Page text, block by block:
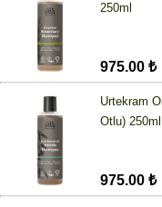
250ml
975.00 ₺
Urtekram
Otlu) 250ml
975.00 ₺